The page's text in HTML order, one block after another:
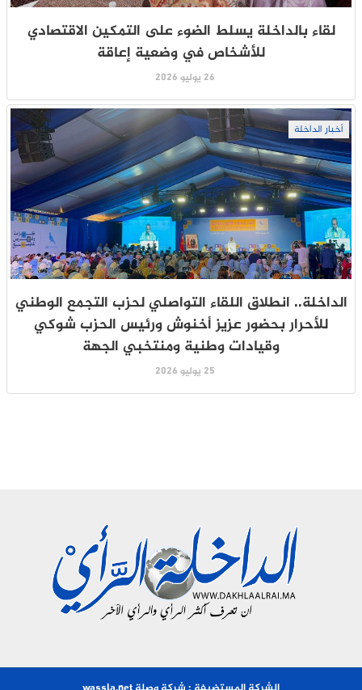
لقاء بالداخلة يسلط الضوء على التمكين الاقتصادي
للأشخاص في وضعية إعاقة
26 يوليو 2026
أخبار الداخلة
الداخلة.. انطلاق اللقاء التواصلي لحزب التجمع الوطني
للأحرار بحضور عزيز أخنوش ورئيس الحزب شوكي
وقيادات وطنية ومنتخبي الجهة
25 يوليو 2026